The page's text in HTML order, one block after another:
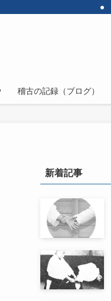
稽古の記録（ブログ）
新着記事